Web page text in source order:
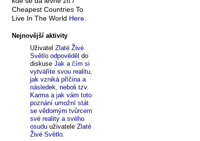
Cheapest Countries To
Live In The World Here.
Nejnovější aktivity
Uživatel Zlaté Živé
Světlo odpověděl do
diskuse Jak a čím si
vytváříte svou realitu,
jak vzniká příčina a
následek, neboli tzv.
Karma a jak vám toto
poznání umožní stát
se vědomým tvůrcem
své reality a svého
osuduuživatele Zlaté
Živé Světlo.